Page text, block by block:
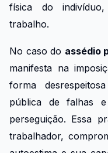
física do
trabalho.
No caso do assédio
manifesta na
forma
pública de falhas
perseguição. Essa
trabalhador,